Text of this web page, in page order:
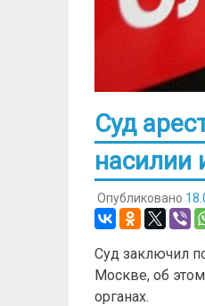
Суд
Опубликовано
Суд заключил
Москве, об
органах.